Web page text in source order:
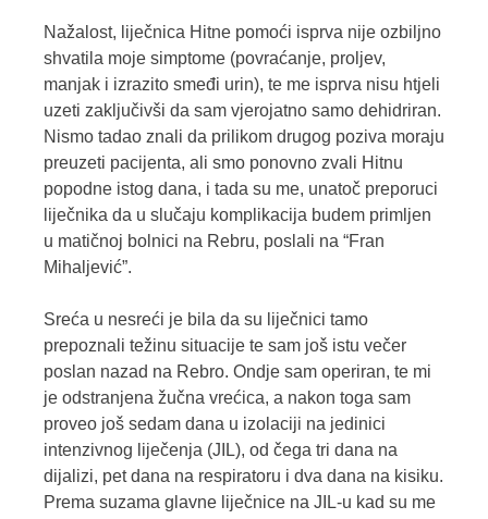
Nažalost, liječnica Hitne pomoći isprva nije ozbiljno
shvatila moje simptome (povraćanje, proljev,
manjak i izrazito smeđi urin), te me isprva nisu htjeli
uzeti zaključivši da sam vjerojatno samo dehidriran.
Nismo tadao znali da prilikom drugog poziva moraju
preuzeti pacijenta, ali smo ponovno zvali Hitnu
popodne istog dana, i tada su me, unatoč preporuci
liječnika da u slučaju komplikacija budem primljen
u matičnoj bolnici na Rebru, poslali na “Fran
Mihaljević”.
Sreća u nesreći je bila da su liječnici tamo
prepoznali težinu situacije te sam još istu večer
poslan nazad na Rebro. Ondje sam operiran, te mi
je odstranjena žučna vrećica, a nakon toga sam
proveo još sedam dana u izolaciji na jedinici
intenzivnog liječenja (JIL), od čega tri dana na
dijalizi, pet dana na respiratoru i dva dana na kisiku.
Prema suzama glavne liječnice na JIL-u kad su me